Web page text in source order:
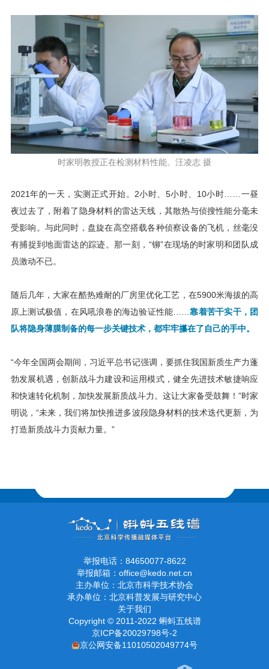
时家明教授正在检测材料性能。汪凌志 摄
2021年的一天，实测正式开始。2小时、5小时、10小时……一昼
夜过去了，附着了隐身材料的雷达天线，其散热与侦搜性能分毫未
受影响。与此同时，盘旋在高空搭载各种侦察设备的飞机，丝毫没
有捕捉到地面雷达的踪迹。那一刻，“铆”在现场的时家明和团队成
员激动不已。
随后几年，大家在酷热难耐的厂房里优化工艺，在5900米海拔的高
原上测试极值，在风吼浪卷的海边验证性能……靠着苦干实干，团
队将隐身薄膜制备的每一步关键技术，都牢牢攥在了自己的手中。
“今年全国两会期间，习近平总书记强调，要抓住我国新质生产力蓬
勃发展机遇，创新战斗力建设和运用模式，健全先进技术敏捷响应
和快速转化机制，加快发展新质战斗力。这让大家备受鼓舞！”时家
明说，“未来，我们将加快推进多波段隐身材料的技术迭代更新，为
打造新质战斗力贡献力量。”
举报电话：84650077-8622
举报邮箱：office@kedo.net.cn
主办单位：北京市科学技术协会
承办单位：北京科普发展与研究中心
关于我们
Copyright © 2011-2022 蝌蚪五线谱
京ICP备20029798号-2
京公网安备11010502049774号